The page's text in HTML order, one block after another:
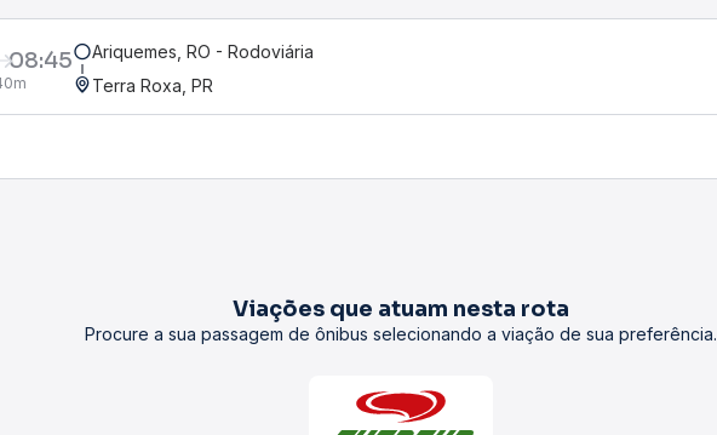
08:45
Ariquemes, RO - Rodoviária
Terra Roxa, PR
Viações que atuam nesta rota
Procure a sua passagem de ônibus selecionando a viação de sua preferência.